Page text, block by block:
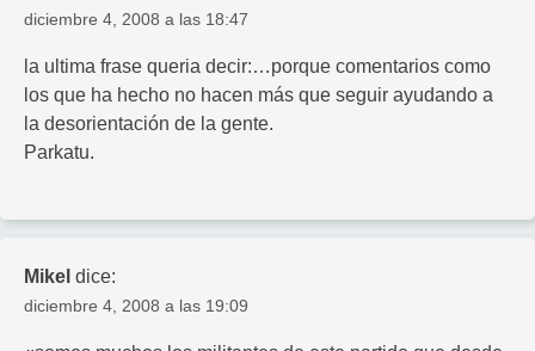
diciembre 4, 2008 a las 18:47
la ultima frase queria decir:…porque comentarios como
los que ha hecho no hacen más que seguir ayudando a
la desorientación de la gente.
Parkatu.
Mikel dice:
diciembre 4, 2008 a las 19:09